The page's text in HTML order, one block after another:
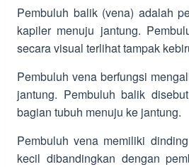
Pembuluh balik (vena) adalah
kapiler menuju jantung.
secara visual terlihat tampak
Pembuluh vena berfungsi
jantung. Pembuluh balik
bagian tubuh menuju ke jantung.
Pembuluh vena memiliki
kecil dibandingkan dengan